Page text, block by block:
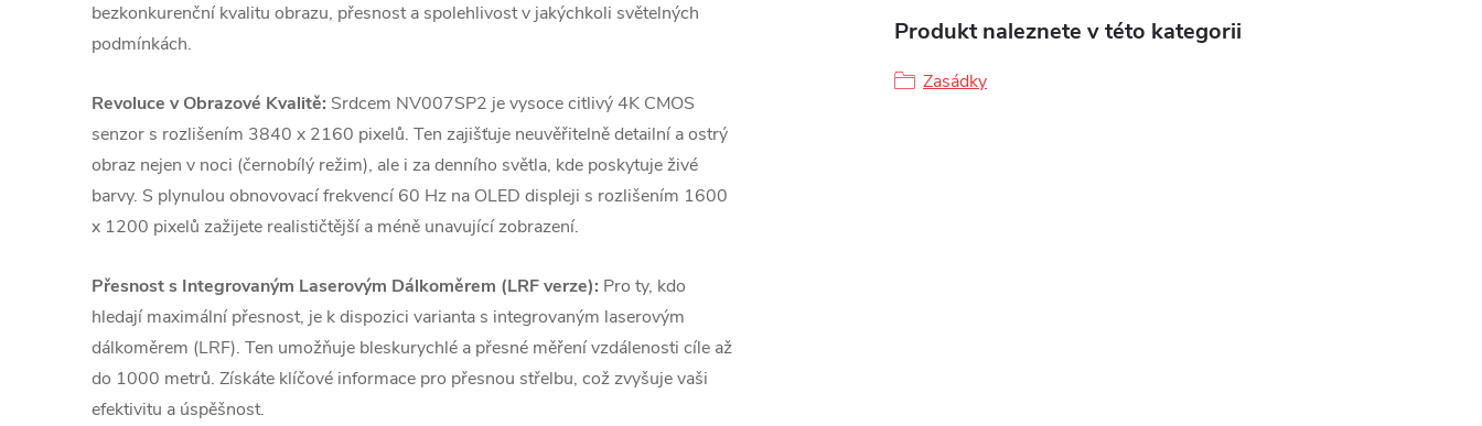
bezkonkurenční kvalitu obrazu, přesnost a spolehlivost v jakýchkoli světelných
podmínkách.
Revoluce v Obrazové Kvalitě: Srdcem NV007SP2 je vysoce citlivý 4K CMOS
senzor s rozlišením 3840 x 2160 pixelů. Ten zajišťuje neuvěřitelně detailní a ostrý
obraz nejen v noci (černobílý režim), ale i za denního světla, kde poskytuje živé
barvy. S plynulou obnovovací frekvencí 60 Hz na OLED displeji s rozlišením 1600
x 1200 pixelů zažijete realističtější a méně unavující zobrazení.
Přesnost s Integrovaným Laserovým Dálkoměrem (LRF verze): Pro ty, kdo
hledají maximální přesnost, je k dispozici varianta s integrovaným laserovým
dálkoměrem (LRF). Ten umožňuje bleskurychlé a přesné měření vzdálenosti cíle až
do 1000 metrů. Získáte klíčové informace pro přesnou střelbu, což zvyšuje vaši
efektivitu a úspěšnost.
Produkt naleznete v této kategorii
Zasádky